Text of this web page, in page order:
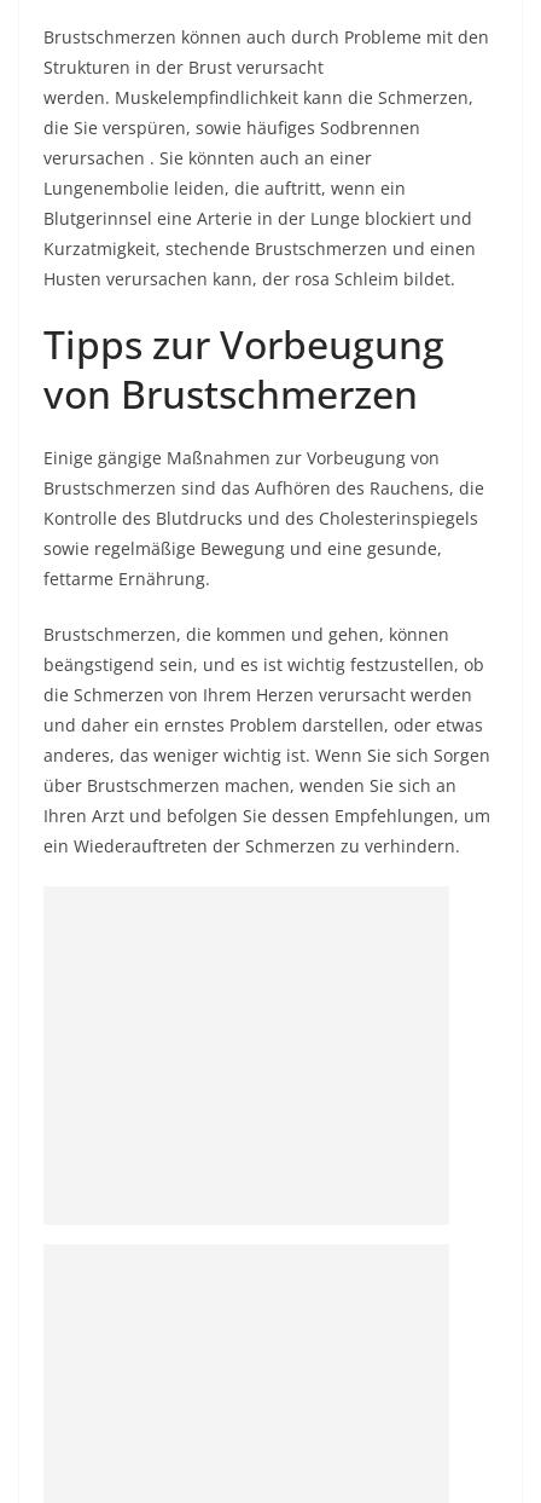
Brustschmerzen können auch durch Probleme mit den
Strukturen in der Brust verursacht
werden. Muskelempfindlichkeit kann die Schmerzen,
die Sie verspüren, sowie häufiges Sodbrennen
verursachen . Sie könnten auch an einer
Lungenembolie leiden, die auftritt, wenn ein
Blutgerinnsel eine Arterie in der Lunge blockiert und
Kurzatmigkeit, stechende Brustschmerzen und einen
Husten verursachen kann, der rosa Schleim bildet.
Tipps zur Vorbeugung
von Brustschmerzen
Einige gängige Maßnahmen zur Vorbeugung von
Brustschmerzen sind das Aufhören des Rauchens, die
Kontrolle des Blutdrucks und des Cholesterinspiegels
sowie regelmäßige Bewegung und eine gesunde,
fettarme Ernährung.
Brustschmerzen, die kommen und gehen, können
beängstigend sein, und es ist wichtig festzustellen, ob
die Schmerzen von Ihrem Herzen verursacht werden
und daher ein ernstes Problem darstellen, oder etwas
anderes, das weniger wichtig ist. Wenn Sie sich Sorgen
über Brustschmerzen machen, wenden Sie sich an
Ihren Arzt und befolgen Sie dessen Empfehlungen, um
ein Wiederauftreten der Schmerzen zu verhindern.